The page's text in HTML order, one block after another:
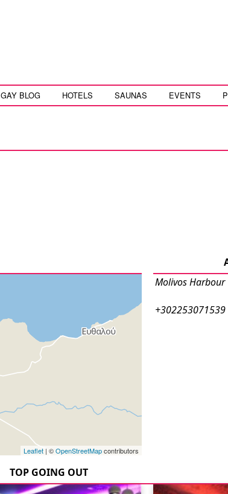
GAY BLOG HOTELS SAUNAS EVENTS
Molivos Harbour
+302253071539
Leaflet| ©OpenStreetMapcontributors
TOP GOING OUT